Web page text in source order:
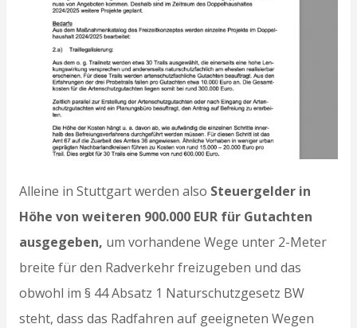
Alleine in Stuttgart werden also Steuergelder in
Höhe von weiteren 900.000 EUR für Gutachten
ausgegeben, um vorhandene Wege unter 2-Meter
breite für den Radverkehr freizugeben und das
obwohl im § 44 Absatz 1 Naturschutzgesetz BW
steht, dass das Radfahren auf geeigneten Wegen